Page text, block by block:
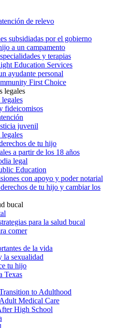
de relevo
subsidiadas por el gobierno
a un campamento
y terapias
Education Services
ayudante personal
First Choice
legales
fideicomisos
juvenil
de tu hijo
a partir de los 18 años
legal
Education
con apoyo y poder notarial
de tu hijo y cambiar los
bucal
para la salud bucal
comer
de la vida
la sexualidad
tu hijo
Texas
to Adulthood
Medical Care
High School